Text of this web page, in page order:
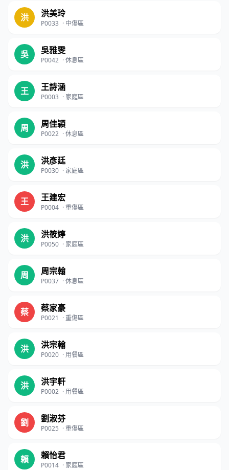
洪 洪美玲
P0033 · 中傷區
吳 吳雅雯
P0042 ·休息區
王 王詩涵
P0003 · 家庭區
周 周佳穎
P0022 ·休息區
洪 洪彥廷
P0030 · 家庭區
王 王建宏
P0004 ·重傷區
洪 洪筱婷
P0050 · 家庭區
周 周宗翰
P0037 ·休息區
蔡 蔡家豪
P0021 ·重傷區
洪 洪宗翰
P0020 · 用餐區
洪 洪宇軒
P0002 · 用餐區
劉 劉淑芬
P0025 ·重傷區
賴 賴怡君
P0014 · 家庭區